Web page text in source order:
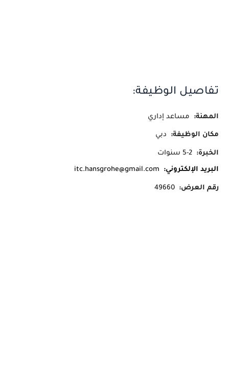
تفاصيل الوظيفة:
المهنة: مساعد إداري
مكان الوظيفة: دبي
الخبرة:
البريد الإلكتروني:
رقم العرض: